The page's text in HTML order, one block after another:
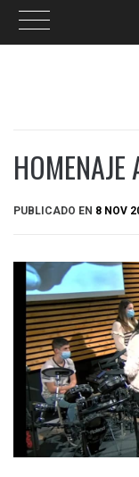
HOMENAJE
PUBLICADO EN 8 NOV